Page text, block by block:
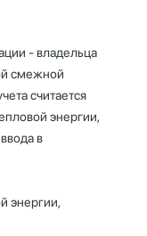
- владельца
смежной
считается
энергии,
в
энергии,